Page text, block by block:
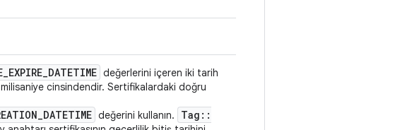
_EXPIRE_DATETIME değerlerini içeren iki tarih
cinsindendir. Sertifikalardaki doğru
_DATETIME değerini kullanın. Tag ::